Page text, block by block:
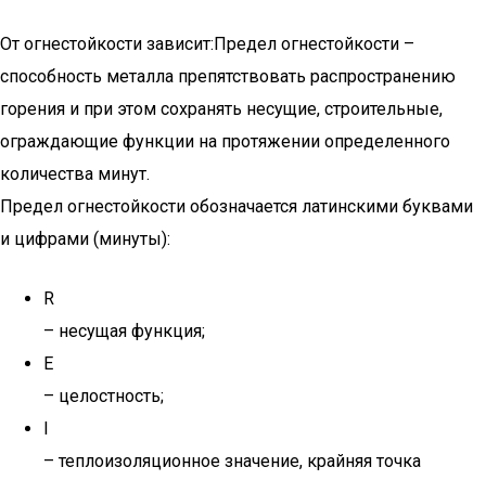
От огнестойкости зависит:Предел огнестойкости –
способность металла препятствовать распространению
горения и при этом сохранять несущие, строительные,
ограждающие функции на протяжении определенного
количества минут.
Предел огнестойкости обозначается латинскими буквами
и цифрами (минуты):
R
– несущая функция;
E
– целостность;
I
– теплоизоляционное значение, крайняя точка